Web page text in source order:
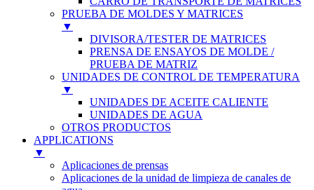
PRUEBA DE MOLDES Y MATRICES
▼
DIVISORA/TESTER DE MATRICES
PRENSA DE ENSAYOS DE MOLDE /
PRUEBA DE MATRIZ
UNIDADES DE CONTROL DE TEMPERATURA
▼
UNIDADES DE ACEITE CALIENTE
UNIDADES DE AGUA
OTROS PRODUCTOS
APPLICATIONS
▼
Aplicaciones de prensas
Aplicaciones de la unidad de limpieza de canales de